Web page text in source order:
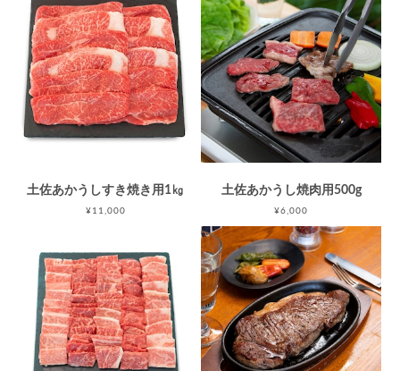
土佐あかうしすき焼き用1㎏
¥11,000
土佐あかうし焼肉用500g
¥6,000